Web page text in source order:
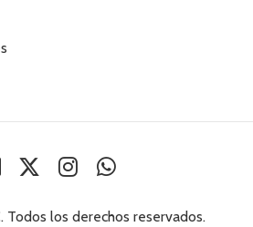
los derechos reservados.